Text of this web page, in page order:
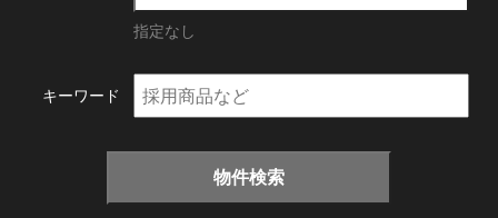
指定なし
キーワード
物件検索